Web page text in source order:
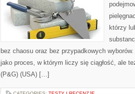
którzy
bez chaosu oraz bez przypadkowych
jako proces, w którym liczy się ciągłość, ale
(P&G) (USA) […]